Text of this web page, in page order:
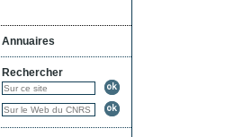
Annuaires
Rechercher